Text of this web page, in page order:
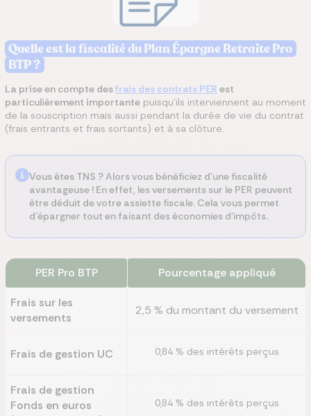
Quelle est la fiscalité du Plan Épargne Retraite Pro
BTP ?
La prise en compte desfrais des contrats PER est
particulièrement importante puisqu’ils interviennent au moment
de la souscription mais aussi pendant la durée de vie du contrat
(frais entrants et frais sortants) et à sa clôture.
Vous êtes TNS ?Alors vous bénéficiez d'une fiscalité
avantageuse ! En effet, les versements sur le PER peuvent
être déduit de votre assiette fiscale. Cela vous permet
d'épargner tout en faisant des économies d'impôts.
PER Pro BTP Pourcentage appliqué
Frais sur les
versements
2,5 % du montant du versement
Frais de gestion UC 0,84 % des intérêts perçus
Frais de gestion
Fonds en euros
0,84 % des intérêts perçus